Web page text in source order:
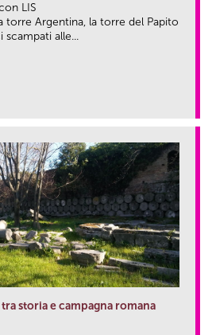
LIS
torre Argentina, la torre del Papito
alle...
storia e campagna romana